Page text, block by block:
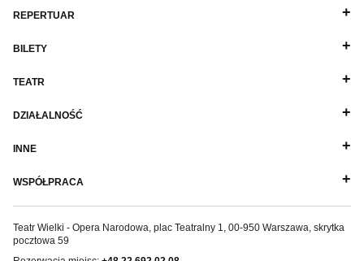
REPERTUAR
BILETY
TEATR
DZIAŁALNOŚĆ
INNE
WSPÓŁPRACA
Teatr Wielki - Opera Narodowa, plac Teatralny 1, 00-950 Warszawa, skrytka
pocztowa 59